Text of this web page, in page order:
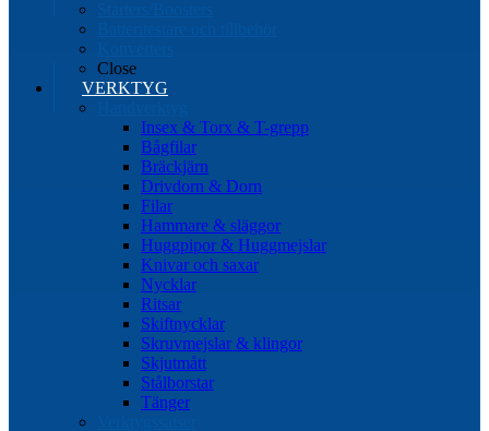
Close
VERKTYG
Insex & Torx & T-grepp
Bågfilar
Bräckjärn
Drivdorn & Dorn
Filar
Hammare & släggor
Huggpipor & Huggmejslar
Knivar och saxar
Nycklar
Ritsar
Skiftnycklar
Skruvmejslar & klingor
Skjutmått
Stålborstar
Tänger